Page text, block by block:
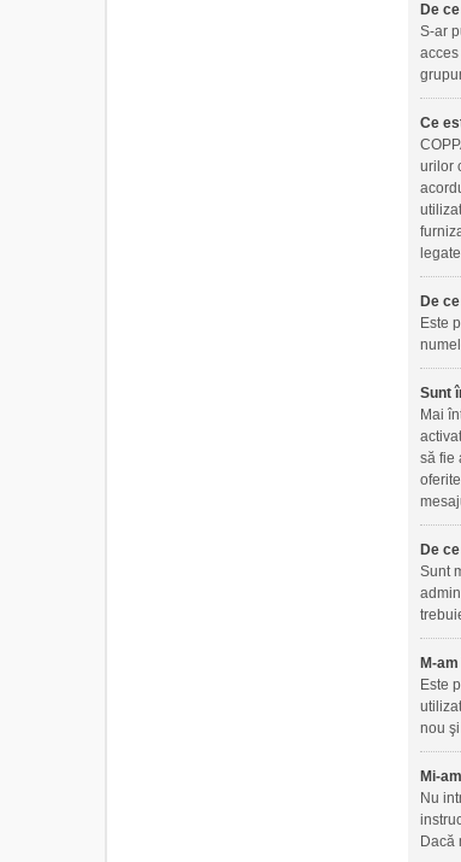
De
S-ar
Ce
urilor
De
Este
Sunt
Mai
să fie
De
Sunt
M-
Este
nou
Mi-
Nu
Dacă